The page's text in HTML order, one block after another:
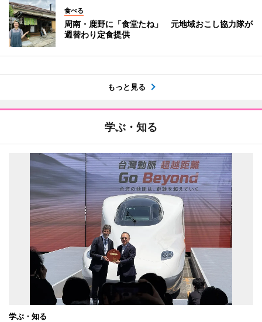
食べる
周南・鹿野に「食堂たね」 元地域おこし協力隊が
週替わり定食提供
もっと見る
学ぶ・知る
学ぶ・知る